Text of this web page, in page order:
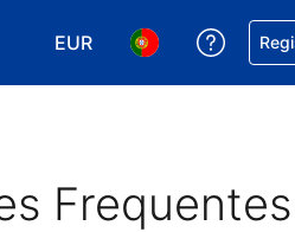
EUR
Escolha a sua moeda. A
Escolha o seu
Frequentes